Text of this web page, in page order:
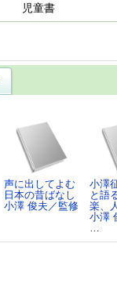
児童書
声に出してよむ
日本の昔ばなし
小澤 俊夫／監修
小澤
と
楽、
小澤
…